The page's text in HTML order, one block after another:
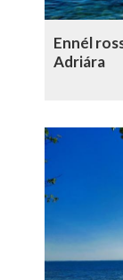
Ennél
Adriára